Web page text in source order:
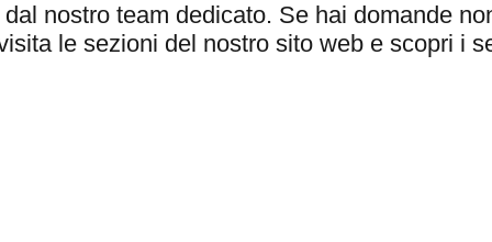
nostro team dedicato. Se hai domande
le sezioni del nostro sito web e scopri i